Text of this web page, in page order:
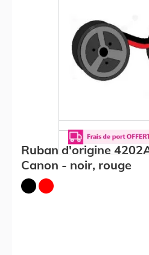
Ruban d'origine
Canon - noir, rouge